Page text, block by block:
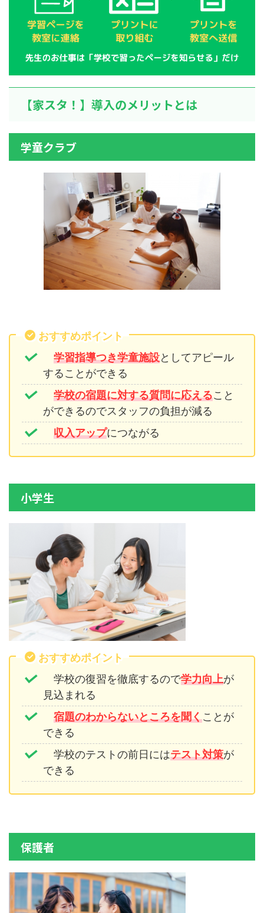
【家スタ！】導入のメリットとは
学童クラブ
おすすめポイント
学習指導つき学童施設としてアピール
することができる
学校の宿題に対する質問に応えること
ができるのでスタッフの負担が減る
収入アップにつながる
おすすめポイント
学校の復習を徹底するので学力向上が
見込まれる
宿題のわからないところを聞くことが
できる
学校のテストの前日にはテスト対策が
できる
小学生
保護者